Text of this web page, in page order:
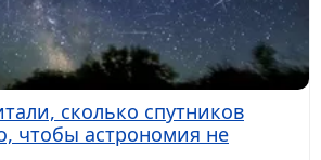
сколько спутников
чтобы астрономия не